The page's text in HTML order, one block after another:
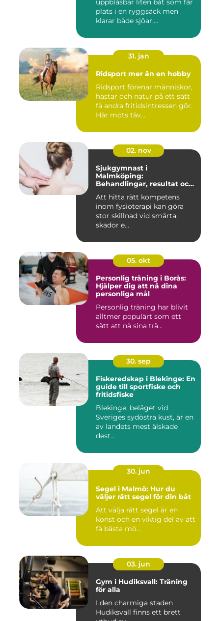
uppblåsbar liten båt som får
plats i en ryggsäck men
klarar både sjöar,...
31. jan
Ridsport mer än en hobby
Ridsport förenar människor,
hästar och natur på ett sätt
få andra fritidsintressen gör.
Här möts täv...
02. nov
Sjukgymnast i
Malmköping:
Behandlingar, resultat och
Att hitta rätt kompetens
inom fysioterapi kan göra
stor skillnad vid smärta,
skador e...
05. okt
Personlig träning i Borås:
Hjälper dig att nå dina
personliga mål
Personlig träning har blivit
alltmer populärt som ett
sätt att nå sina trä...
30. sep
Fiskeredskap i Blekinge: En
guide till sportfiske och
fritidsfiske
Blekinge, beläget vid
Sveriges sydöstra kust, är en
av landets mest älskade
dest...
30. jun
Segel i Malmö: Hur du
väljer rätt segel för din båt
Att välja rätt segel är en
konst och en viktig del av att
få bästa mö...
03. jun
Gym i Hudiksvall: Träning
för alla
I den charmiga staden
Hudiksvall finns ett brett